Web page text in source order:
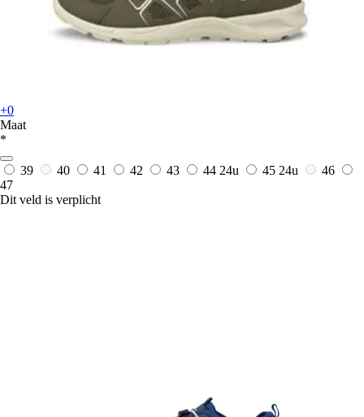
+0
Maat
*
39 40 41 42 43 44 24u 45 24u
46
47
Dit veld is verplicht